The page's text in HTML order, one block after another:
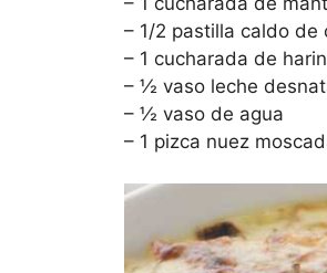
– 1/2 pastilla caldo de
– 1 cucharada de
– ½ vaso leche
– ½ vaso de agua
– 1 pizca nuez